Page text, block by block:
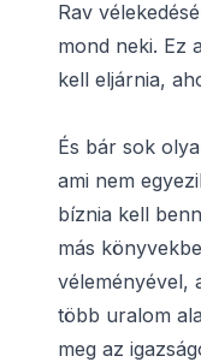
Rav
mond neki. Ez
kell eljárnia,
És bár sok
ami nem
bíznia kell
más
véleményével,
több uralom
meg az